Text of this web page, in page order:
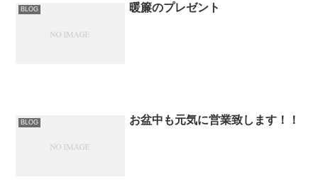
BLOG 暖簾のプレゼント
BLOG お盆中も元気に営業致します！！